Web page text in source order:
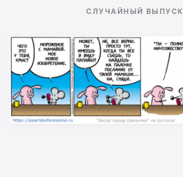
СЛУЧАЙНЫЙ ВЫПУСК